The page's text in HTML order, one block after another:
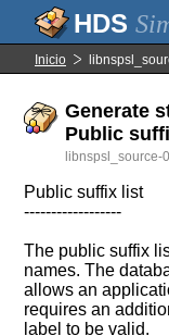
Inicio
Generate
Public
libnspsl_source-
Public suffix list
------------------
The public suffix
names. The
allows an
requires an
label to be valid.